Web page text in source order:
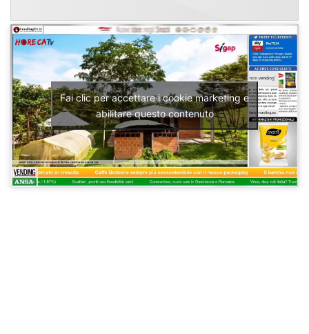
Fai clic per accettare i cookie marketing e
abilitare questo contenuto